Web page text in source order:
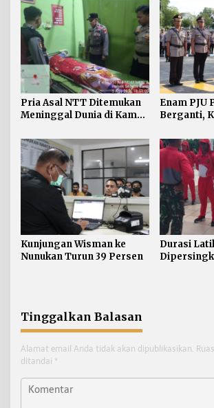
Dibentangkan di Sebatik
Mewarnai
Pria Asal NTT Ditemukan
Meninggal Dunia di Kamar
Enam PJU
Berganti,
Personel
Kunjungan Wisman ke
Nunukan Turun 39 Persen
Durasi
Tinggalkan Balasan
Alamat email Anda tidak akan dipublikasikan.
ditandai *